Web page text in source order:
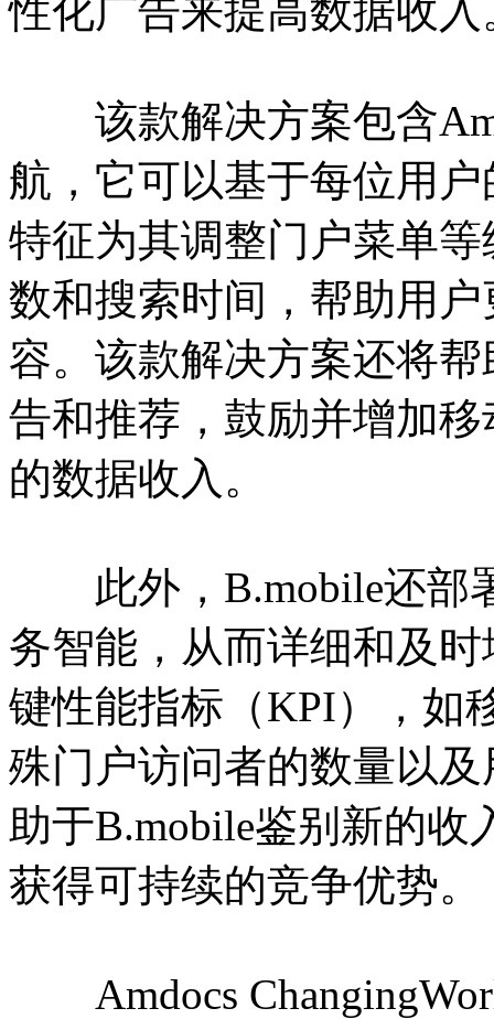
性化广告来提高数据收入
该款解决方案包含
航，它可以基于每位用
特征为其调整门户菜单
数和搜索时间，帮助用
容。该款解决方案还将
告和推荐，鼓励并增加
的数据收入。
此外，B.mobile还部署
务智能，从而详细和及
键性能指标（KPI），如
殊门户访问者的数量以
助于B.mobile鉴别新的收
获得可持续的竞争优势。
Amdocs